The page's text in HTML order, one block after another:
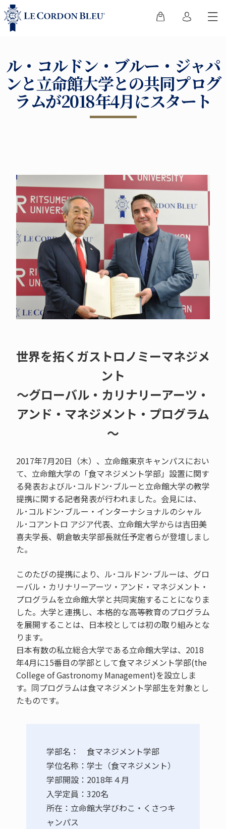
ル・コルドン・ブルー・ジャパ
ンと立命館大学との共同プログ
ラムが2018年4月にスタート
世界を拓くガストロノミーマネジメ
ント
～グローバル・カリナリーアーツ・
アンド・マネジメント・プログラム
～
2017年7月20日（木）、立命館東京キャンパスにおい
て、立命館大学の「食マネジメント学部」設置に関す
る発表およびル･コルドン･ブルーと立命館大学の教学
提携に関する記者発表が行われました。会見には、
ル･コルドン･ブルー・インターナショナルのシャル
ル･コアントロ アジア代表、立命館大学からは吉田美
喜夫学長、朝倉敏夫学部長就任予定者らが登壇しまし
た。
このたびの提携により、ル･コルドン･ブルーは、グロ
ーバル・カリナリーアーツ・アンド・マネジメント・
プログラムを立命館大学と共同実施することになりま
した。大学と連携し、本格的な高等教育のプログラム
を展開することは、日本校としては初の取り組みとな
ります。
日本有数の私立総合大学である立命館大学は、2018
年4月に15番目の学部として食マネジメント学部(the
College of Gastronomy Management)を設立しま
す。同プログラムは食マネジメント学部生を対象とし
たものです。
学部名： 食マネジメント学部
学位名称：学士（食マネジメント）
学部開設：2018年４月
入学定員：320名
所在：立命館大学びわこ・くさつキ
ャンパス